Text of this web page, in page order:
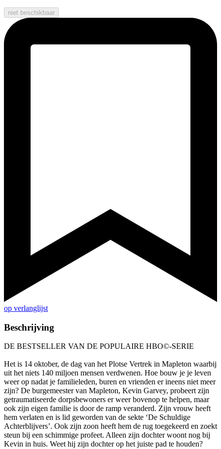
niet beschikbaar
op verlanglijst
Beschrijving
DE BESTSELLER VAN DE POPULAIRE HBO©-SERIE
Het is 14 oktober, de dag van het Plotse Vertrek in Mapleton waarbij
uit het niets 140 miljoen mensen verdwenen. Hoe bouw je je leven
weer op nadat je familieleden, buren en vrienden er ineens niet meer
zijn? De burgemeester van Mapleton, Kevin Garvey, probeert zijn
getraumatiseerde dorpsbewoners er weer bovenop te helpen, maar
ook zijn eigen familie is door de ramp veranderd. Zijn vrouw heeft
hem verlaten en is lid geworden van de sekte ‘De Schuldige
Achterblijvers’. Ook zijn zoon heeft hem de rug toegekeerd en zoekt
steun bij een schimmige profeet. Alleen zijn dochter woont nog bij
Kevin in huis. Weet hij zijn dochter op het juiste pad te houden?